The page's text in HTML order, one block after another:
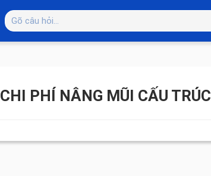
CHI PHÍ NÂNG MŨI CẤU TRÚC